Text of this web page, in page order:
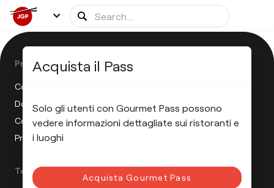
Acquista il Pass
Solo gli utenti con Gourmet Pass possono
vedere informazioni dettagliate sui ristoranti e
i luoghi
Acquista Gourmet Pass
Product
Come funziona il JGP?
Domande Frequenti
Comunicato Stampa
Programma Di Affiliazione
Terms